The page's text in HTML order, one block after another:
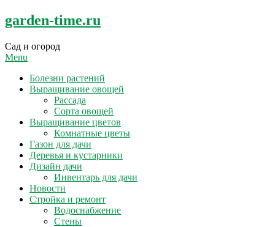
Skip
to
garden-time.ru
Сад и огород
Menu
Болезни растений
Выращивание овощей
Рассада
Сорта овощей
Выращивание цветов
Комнатные цветы
Газон для дачи
Деревья и кустарники
Дизайн дачи
Инвентарь для дачи
Новости
Стройка и ремонт
Водоснабжение
Стены